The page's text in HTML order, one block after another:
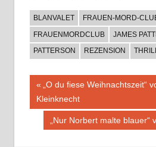
BLANVALET
FRAUEN-MORD-
FRAUENMORDCLUB
JAMES
PATTERSON
REZENSION
Vorheriger
Beitrag:
„O du fiese Weihnachtszeit“
Kleinknecht
Nächster
„Nur Norbert malte blauer“